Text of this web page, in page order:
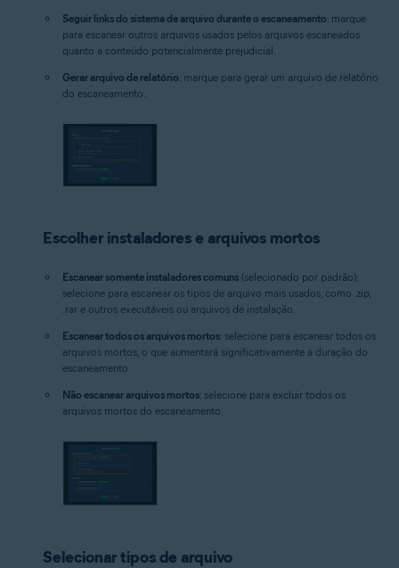
Seguir links do sistema de arquivo durante o escaneamento: marque
para escanear outros arquivos usados pelos arquivos escaneados
quanto a conteúdo potencialmente prejudicial.
Gerar arquivo de relatório: marque para gerar um arquivo de relatório
do escaneamento.
Escolher instaladores e arquivos mortos
Escanear somente instaladores comuns (selecionado por padrão):
selecione para escanear os tipos de arquivo mais usados, como .zip,
.rar e outros executáveis ou arquivos de instalação.
Escanear todos os arquivos mortos: selecione para escanear todos os
arquivos mortos, o que aumentará significativamente a duração do
escaneamento.
Não escanear arquivos mortos: selecione para excluir todos os
arquivos mortos do escaneamento.
Selecionar tipos de arquivo